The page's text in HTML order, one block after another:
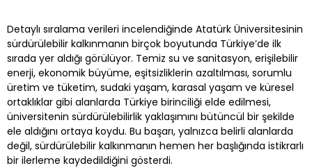
Detaylı sıralama verileri incelendiğinde Atatürk Üniversitesinin
sürdürülebilir kalkınmanın birçok boyutunda Türkiye’de ilk
sırada yer aldığı görülüyor. Temiz su ve sanitasyon, erişilebilir
enerji, ekonomik büyüme, eşitsizliklerin azaltılması, sorumlu
üretim ve tüketim, sudaki yaşam, karasal yaşam ve küresel
ortaklıklar gibi alanlarda Türkiye birinciliği elde edilmesi,
üniversitenin sürdürülebilirlik yaklaşımını bütüncül bir şekilde
ele aldığını ortaya koydu. Bu başarı, yalnızca belirli alanlarda
değil, sürdürülebilir kalkınmanın hemen her başlığında istikrarlı
bir ilerleme kaydedildiğini gösterdi.